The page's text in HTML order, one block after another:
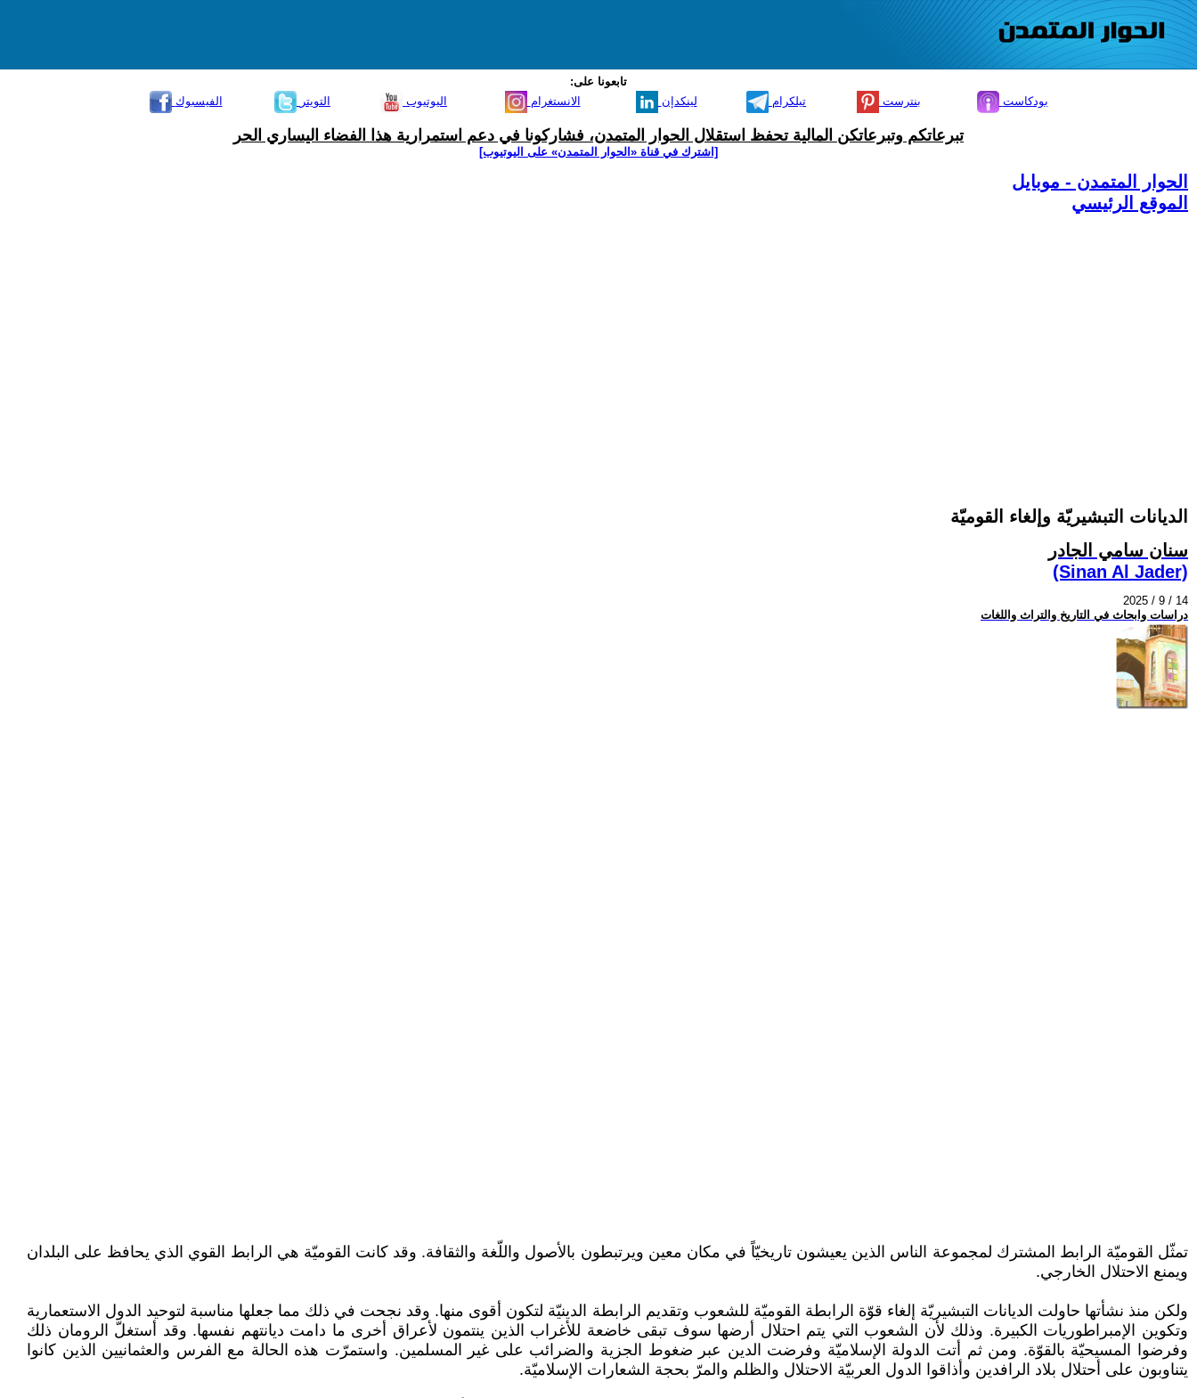
تابعونا على:
الفيسبوك
التويتر اليوتيوب الانستغرام لينكدإن تيلكرام بنترست بودكاست
تبرعاتكم وتبرعاتكن المالية تحفظ استقلال الحوار المتمدن، فشاركونا في دعم استمرارية هذا الفضاء اليساري الحر
[اشترك في قناة ‫«الحوار المتمدن» على اليوتيوب]
الحوار المتمدن - موبايل
الموقع الرئيسي
الديانات التبشيريّة وإلغاء القوميّة
سنان سامي الجادر
(Sinan Al Jader)
2025 / 9 / 14
دراسات وابحاث في التاريخ والتراث واللغات
تمثّل القوميّة الرابط المشترك لمجموعة الناس الذين يعيشون تاريخيّاً في مكان معين ويرتبطون بالأصول واللّغة والثقافة. وقد كانت القوميّة هي الرابط القوي الذي يحافظ على البلدان
ويمنع الاحتلال الخارجي.
ولكن منذ نشأتها حاولت الديانات التبشيريّة إلغاء قوّة الرابطة القوميّة للشعوب وتقديم الرابطة الدينيّة لتكون أقوى منها. وقد نجحت في ذلك مما جعلها مناسبة لتوحيد الدول الاستعمارية
وتكوين الإمبراطوريات الكبيرة. وذلك لأن الشعوب التي يتم احتلال أرضها سوف تبقى خاضعة للأغراب الذين ينتمون لأعراق أخرى ما دامت ديانتهم نفسها. وقد أستغلّ الرومان ذلك
وفرضوا المسيحيّة بالقوّة. ومن ثم أتت الدولة الإسلاميّة وفرضت الدين عبر ضغوط الجزية والضرائب على غير المسلمين. واستمرّت هذه الحالة مع الفرس والعثمانيين الذين كانوا
يتناوبون على أحتلال بلاد الرافدين وأذاقوا الدول العربيّة الاحتلال والظلم والمرّ بحجة الشعارات الإسلاميّة.